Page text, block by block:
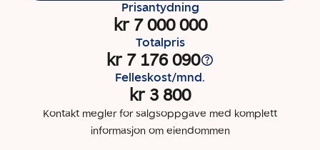
Prisantydning
kr 7 000 000
Totalpris
kr 7 176 090
Felleskost/mnd.
kr 3 800
Kontakt megler for salgsoppgave med komplett
informasjon om eiendommen